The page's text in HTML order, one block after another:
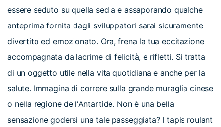
essere seduto su quella sedia e assaporando qualche
anteprima fornita dagli sviluppatori sarai sicuramente
divertito ed emozionato. Ora, frena la tua eccitazione
accompagnata da lacrime di felicità, e rifletti. Si tratta
di un oggetto utile nella vita quotidiana e anche per la
salute. Immagina di correre sulla grande muraglia cinese
o nella regione dell'Antartide. Non è una bella
sensazione godersi una tale passeggiata? I tapis roulant